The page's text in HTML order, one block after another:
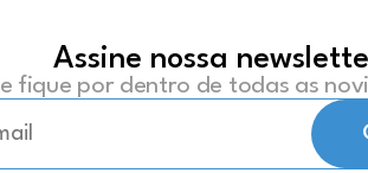
Assine nossa
e fique por dentro de todas as